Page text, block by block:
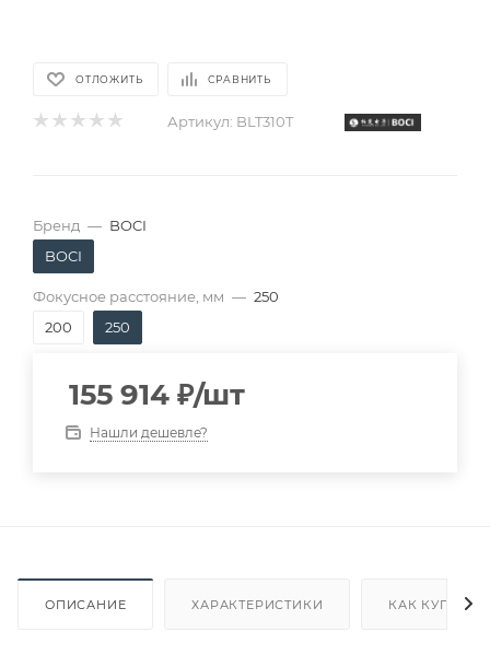
ОТЛОЖИТЬ СРАВНИТЬ
Артикул: BLT310T
Бренд — BOCI
BOCI
Фокусное расстояние, мм — 250
200
250
155 914 ₽/шт
Нашли дешевле?
ОПИСАНИЕ ХАРАКТЕРИСТИКИ КАК КУПИТЬ